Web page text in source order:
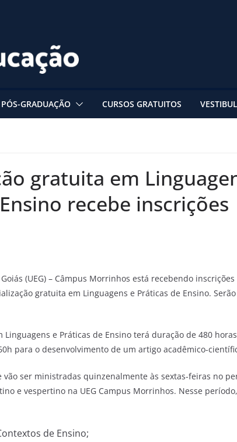
PÓS-GRADUAÇÃO CURSOS GRATUITOS
gratuita em
recebe inscrições
(UEG) – Câmpus Morrinhos está recebendo
gratuita em Linguagens e Práticas de Ensino.
Linguagens e Práticas de Ensino terá duração de 480
para o desenvolvimento de um artigo acadêmico-
vão ser ministradas quinzenalmente às sextas-feiras no
e vespertino na UEG Campus Morrinhos. Nesse
de Ensino;